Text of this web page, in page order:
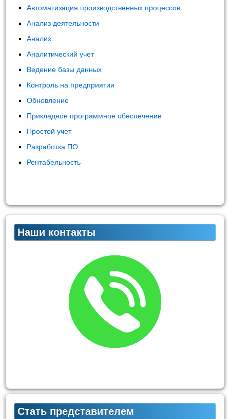
Автоматизация производственных процессов
Анализ деятельности
Анализ
Аналитический учет
Ведение базы данных
Контроль на предприятии
Обновление
Прикладное программное обеспечение
Простой учет
Разработка ПО
Рентабельность
Наши контакты
Стать представителем